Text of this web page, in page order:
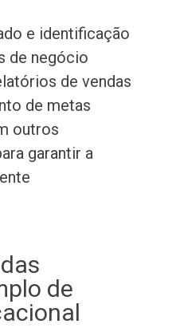
e identificação
de negócio
de vendas
de metas
outros
garantir a
de